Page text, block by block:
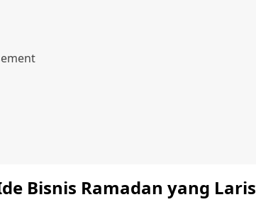
Bisnis Ramadan yang Laris